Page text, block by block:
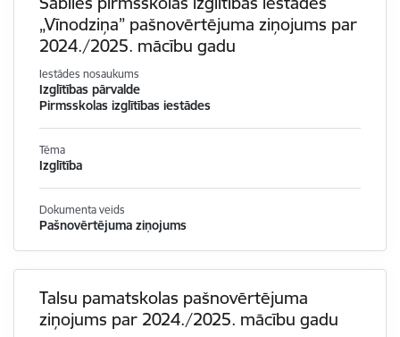
„Vīnodziņa” pašnovērtējuma ziņojums par
2024./2025. mācību gadu
Iestādes nosaukums
Izglītības pārvalde
Pirmsskolas izglītības iestādes
Tēma
Izglītība
Dokumenta veids
Pašnovērtējuma ziņojums
Talsu pamatskolas pašnovērtējuma
ziņojums par 2024./2025. mācību gadu